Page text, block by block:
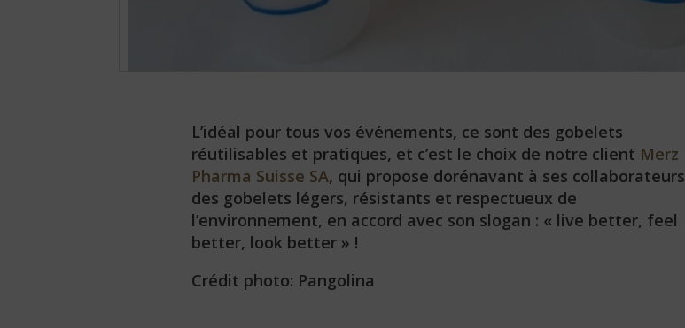
L’idéal pour tous vos événements, ce sont des gobelets
réutilisables et pratiques, et c’est le choix de notre client Merz
Pharma Suisse SA, qui propose dorénavant à ses collaborateurs
des gobelets légers, résistants et respectueux de
l’environnement, en accord avec son slogan : « live better, feel
better, look better » !
Crédit photo: Pangolina